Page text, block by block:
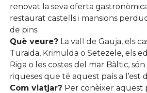
renovat la seva oferta
restaurat castells i mansions
de pins.
Què veure? La vall de Gauja, els
Turaida, Krimulda o Setezele, els
Riga o les costes del mar Bàltic,
riqueses que té aquest país a l’est
Com viatjar? Per conèixer aquest